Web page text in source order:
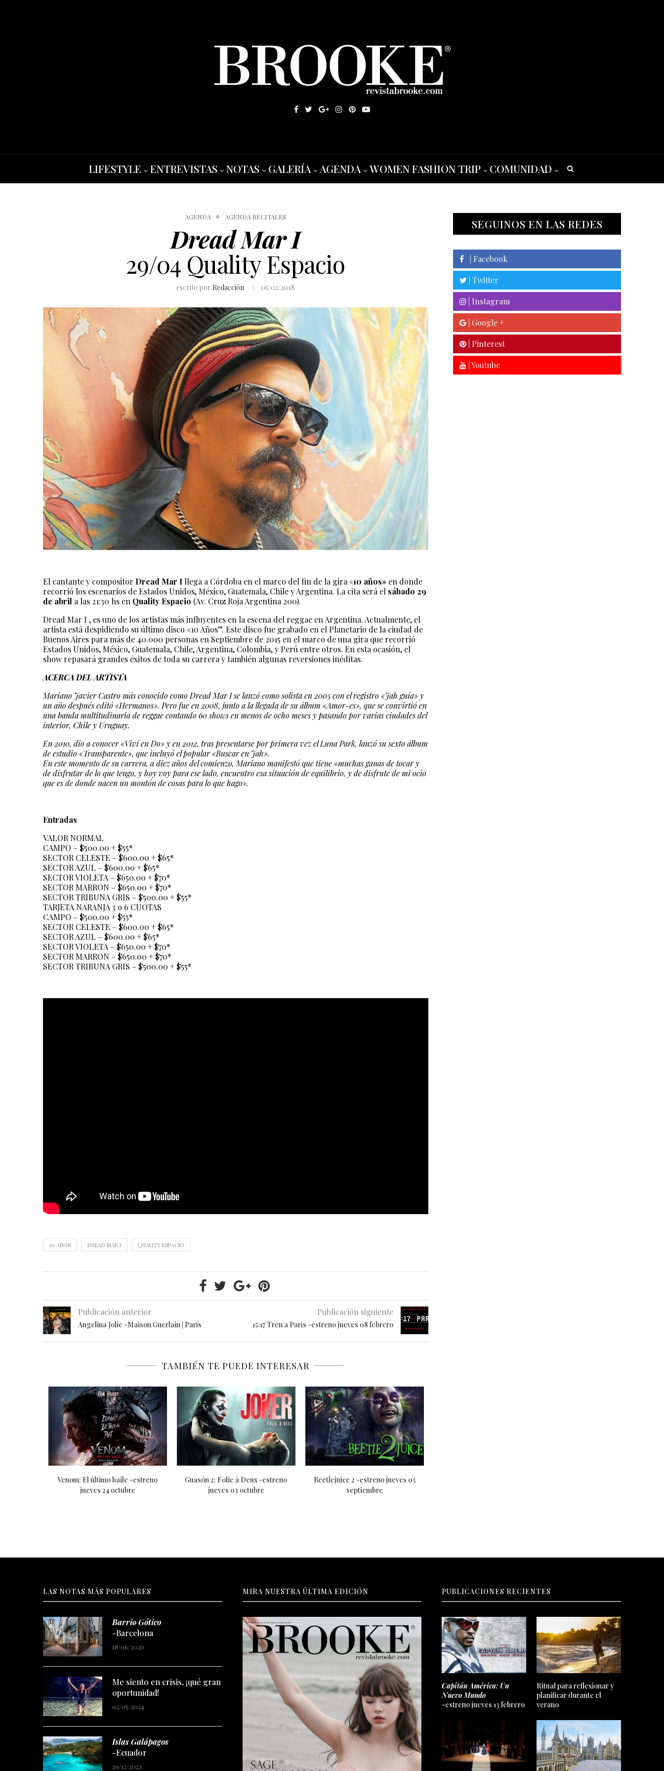
LIFESTYLE ENTREVISTAS NOTAS GALERÍA AGENDA WOMEN FASHION TRIP COMUNIDAD
AGENDA AGENDA RECITALES
Dread Mar I
29/04 Quality Espacio
escrito por Redacción 05/02/2018
El cantante y compositor Dread Mar I llega a Córdoba en el marco del fin de la gira «10 años» en donde
recorrió los escenarios de Estados Unidos, México, Guatemala, Chile y Argentina. La cita será el sábado 29
de abril a las 21:30 hs en Quality Espacio (Av. Cruz Roja Argentina 200).
Dread Mar I , es uno de los artistas más influyentes en la escena del reggae en Argentina. Actualmente, el
artista está despidiendo su último disco «10 Años”. Este disco fue grabado en el Planetario de la ciudad de
Buenos Aires para más de 40.000 personas en Septiembre de 2015 en el marco de una gira que recorrió
Estados Unidos, México, Guatemala, Chile, Argentina, Colombia, y Perú entre otros. En esta ocasión, el
show repasará grandes éxitos de toda su carrera y también algunas reversiones inéditas.
ACERCA DEL ARTISTA
Mariano Javier Castro más conocido como Dread Mar I se lanzó como solista en 2005 con el registro «Jah guía» y
un año después editó «Hermanos». Pero fue en 2008, junto a la llegada de su álbum «Amor-es», que se convirtió en
una banda multitudinaria de reggae contando 60 shows en menos de ocho meses y pasando por varias ciudades del
interior, Chile y Uruguay.
En 2010, dio a conocer «Viví en Do» y en 2012, tras presentarse por primera vez el Luna Park, lanzó su sexto álbum
de estudio «Transparente», que incluyó el popular «Buscar en Jah».
En este momento de su carrera, a diez años del comienzo, Mariano manifestó que tiene «muchas ganas de tocar y
de disfrutar de lo que tengo, y hoy voy para ese lado, encuentro esa situación de equilibrio, y de disfrute de mi ocio
que es de donde nacen un montón de cosas para lo que hago».
Entradas
VALOR NORMAL
CAMPO – $500.00 + $55*
SECTOR CELESTE – $600.00 + $65*
SECTOR AZUL – $600.00 + $65*
SECTOR VIOLETA – $650.00 + $70*
SECTOR MARRON – $650.00 + $70*
SECTOR TRIBUNA GRIS – $500.00 + $55*
TARJETA NARANJA 3 o 6 CUOTAS
CAMPO – $500.00 + $55*
SECTOR CELESTE – $600.00 + $65*
SECTOR AZUL – $600.00 + $65*
SECTOR VIOLETA – $650.00 + $70*
SECTOR MARRON – $650.00 + $70*
SECTOR TRIBUNA GRIS – $500.00 + $55*
10 AÑOS DREAD MAR I QUALITY ESPACIO
Publicación anterior
Angelina Jolie -Maison Guerlain | París
Publicación siguiente
15:17 Tren a París -estreno jueves 08 febrero
TAMBIÉN TE PUEDE INTERESAR
Parpadea dos veces -estreno jueves
22 agosto
Borderlands -estreno jueves 08
agosto
Deadpool & Wolverine -estreno
jueves 25 julio
SEGUINOS EN LAS REDES
| Facebook
| Twitter
| Instagram
| Google +
| Pinterest
| Youtube
LAS NOTAS MÁS POPULARES
Barrio Gótico
-Barcelona
18/06/2020
Me siento en crisis, ¡qué gran
oportunidad!
02/05/2024
Islas Galápagos
-Ecuador
29/12/2023
MIRA NUESTRA ÚLTIMA EDICIÓN PUBLICACIONES RECIENTES
Capitán América: Un
Nuevo Mundo
-estreno jueves 13 febrero
Ritual para reflexionar y
planificar durante el
verano